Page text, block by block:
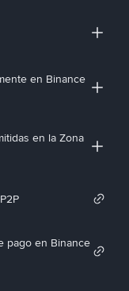
en Binance
en la Zona
pago en Binance